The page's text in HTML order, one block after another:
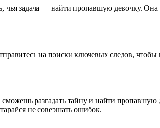
задача — найти пропавшую девочку. Она
на поиски ключевых следов,
разгадать тайну и найти
не совершать ошибок.